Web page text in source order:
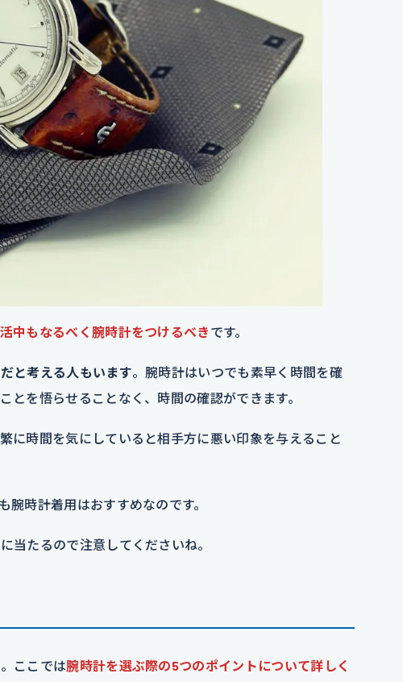
中もなるべく腕時計をつけるべき です。
と考える人もいます。腕時計はいつでも素早く時間を確
を悟らせることなく、時間の確認ができます。
に時間を気にしていると相手方に悪い印象を与えること
時計着用はおすすめなのです。
当たるので注意してくださいね。
ここでは腕時計を選ぶ際の5つのポイントについて詳しく